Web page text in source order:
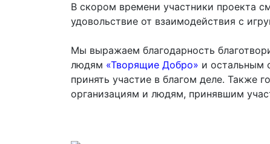
В скором времени участники проекта
удовольствие от взаимодействия с
Мы выражаем благодарность
людям «Творящие Добро» и остальным
принять участие в благом деле. Также
организациям и людям, принявшим